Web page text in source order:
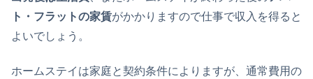
ト・フラットの家賃がかかりますので仕事で収入を得ると
よいでしょう。
ホームステイは家庭と契約条件によりますが、通常費用の